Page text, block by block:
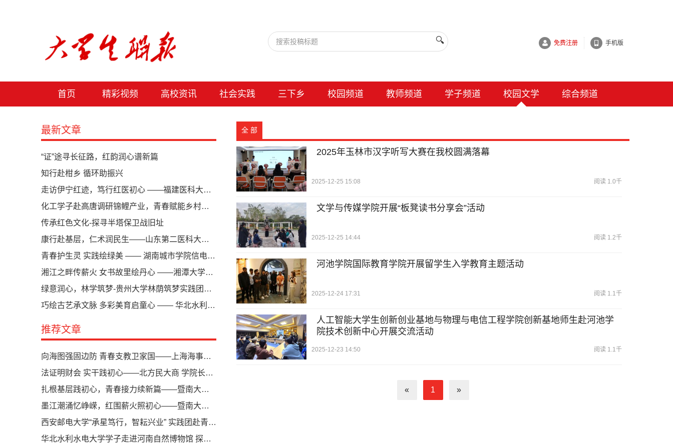
🔍 免费注册 手机版
首页 精彩视频 高校资讯 社会实践 三下乡 校园频道 教师频道 学子频道 校园文学 综合频道
最新文章
“证”途寻长征路，红韵润心谱新篇
知行赴柑乡 循环助振兴
走访伊宁红迹，笃行红医初心 ——福建医科大学实践队开展研学实践
化工学子赴高唐调研锦鲤产业，青春赋能乡村振兴
传承红色文化-探寻半塔保卫战旧址
康行赴基层，仁术润民生——山东第二医科大学康复医学院赴潍坊高新区开展暑期“三下乡”社会实践系列活动（一）
青春护生灵 实践绘绿美 —— 湖南城市学院信电学子三下乡开展鸟类生态保护行动
湘江之畔传薪火 女书故里绘丹心 ——湘潭大学商学院赴永州市江永县开展三下乡社会实践活动
绿意润心，林学筑梦-贵州大学林荫筑梦实践团为留守儿童开启生态与心灵的双重守护
巧绘古艺承文脉 多彩美育启童心 —— 华北水利水电大学“汇川筑梦润育青苗”实践队于朱沟小学开展沉浸式中华优秀传统文化课堂
推荐文章
向海图强固边防 青春支教卫家国——上海海事大学西部梦想实践团赴西藏自治区亚东县开展“三下乡”卫国戍边专项支教纪实
法证明财会 实干践初心——北方民大商 学院长沙三下乡研学纪实
扎根基层践初心，青春接力续新篇——暨南大学“健康小院”“百千万工程”突击队赴韶关开展暑期社会实践纪实
墨江潮涌忆峥嵘，红围薪火照初心——暨南大学“健康小院”“百千万工程”突击队暑期“三下乡”社会实践纪实
西安邮电大学“承星笃行，智耘兴业” 实践团赴青海开展暑期社会实践
华北水利水电大学学子走进河南自然博物馆 探寻中原地质奥秘
全 部
2025年玉林市汉字听写大赛在我校圆满落幕
2025-12-25 15:08 阅读 1.0千
文学与传媒学院开展“板凳读书分享会”活动
2025-12-25 14:44 阅读 1.2千
河池学院国际教育学院开展留学生入学教育主题活动
2025-12-24 17:31 阅读 1.1千
人工智能大学生创新创业基地与物理与电信工程学院创新基地师生赴河池学
院技术创新中心开展交流活动
2025-12-23 14:50 阅读 1.1千
« 1 »